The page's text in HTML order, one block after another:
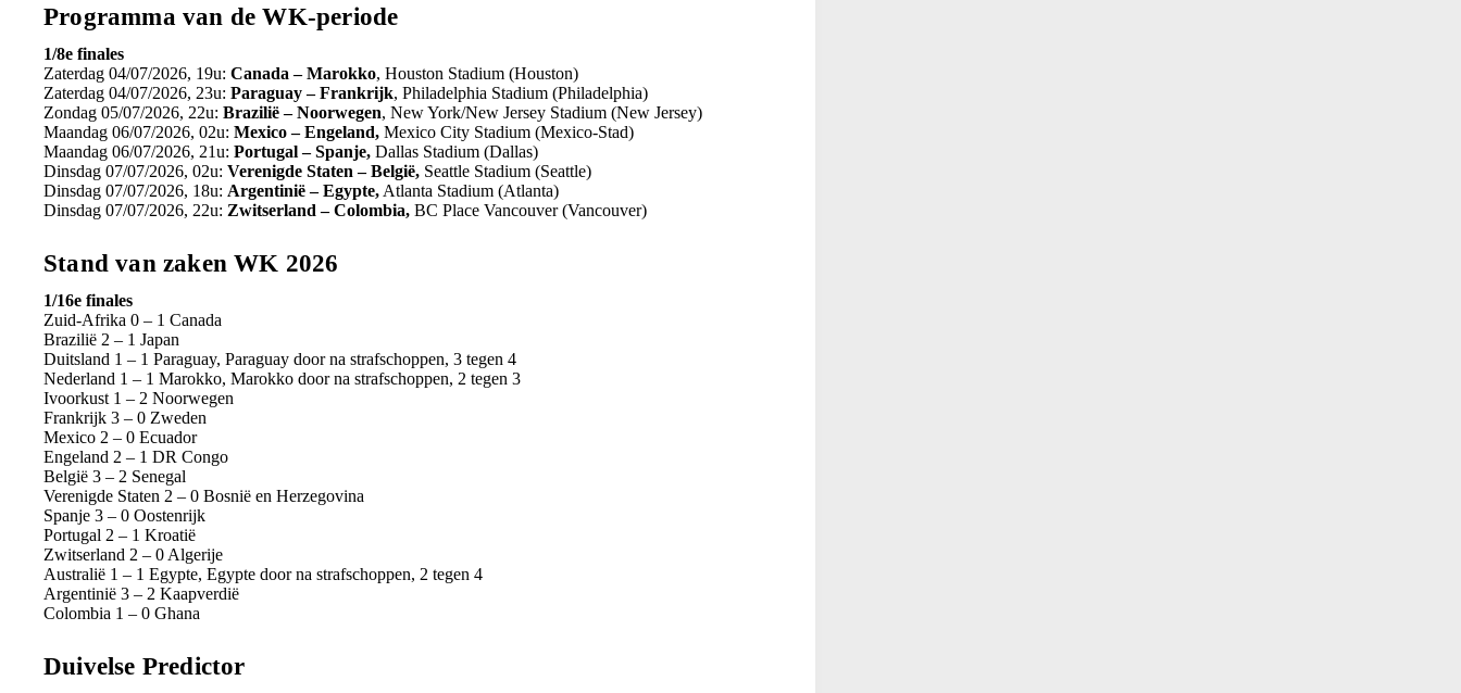
Programma van de WK-periode
1/8e finales
Zaterdag 04/07/2026, 19u: Canada – Marokko, Houston Stadium (Houston)
Zaterdag 04/07/2026, 23u: Paraguay – Frankrijk, Philadelphia Stadium (Philadelphia)
Zondag 05/07/2026, 22u: Brazilië – Noorwegen, New York/New Jersey Stadium (New Jersey)
Maandag 06/07/2026, 02u: Mexico – Engeland, Mexico City Stadium (Mexico-Stad)
Maandag 06/07/2026, 21u: Portugal – Spanje, Dallas Stadium (Dallas)
Dinsdag 07/07/2026, 02u: Verenigde Staten – België, Seattle Stadium (Seattle)
Dinsdag 07/07/2026, 18u: Argentinië – Egypte, Atlanta Stadium (Atlanta)
Dinsdag 07/07/2026, 22u: Zwitserland – Colombia, BC Place Vancouver (Vancouver)
Stand van zaken WK 2026
1/16e finales
Zuid-Afrika 0 – 1 Canada
Brazilië 2 – 1 Japan
Duitsland 1 – 1 Paraguay, Paraguay door na strafschoppen, 3 tegen 4
Nederland 1 – 1 Marokko, Marokko door na strafschoppen, 2 tegen 3
Ivoorkust 1 – 2 Noorwegen
Frankrijk 3 – 0 Zweden
Mexico 2 – 0 Ecuador
Engeland 2 – 1 DR Congo
België 3 – 2 Senegal
Verenigde Staten 2 – 0 Bosnië en Herzegovina
Spanje 3 – 0 Oostenrijk
Portugal 2 – 1 Kroatië
Zwitserland 2 – 0 Algerije
Australië 1 – 1 Egypte, Egypte door na strafschoppen, 2 tegen 4
Argentinië 3 – 2 Kaapverdië
Colombia 1 – 0 Ghana
Duivelse Predictor